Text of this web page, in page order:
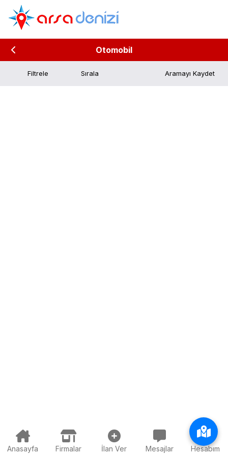
Otomobil
Filtrele Aramayı Kaydet
Anasayfa Firmalar İlan Ver Mesajlar Hesabım